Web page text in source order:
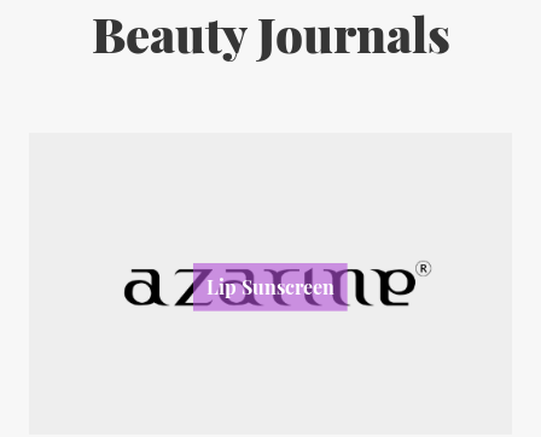
Beauty Journals
Lip Sunscreen